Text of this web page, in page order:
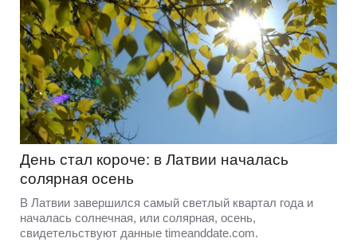
День стал короче: в Латвии началась
солярная осень
В Латвии завершился самый светлый квартал года и
началась солнечная, или солярная, осень,
свидетельствуют данные timeanddate.com.